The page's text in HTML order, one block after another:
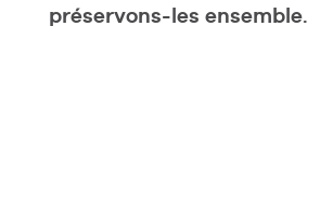
préservons-les ensemble.